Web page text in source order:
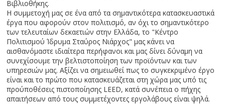
Βιβλιοθήκης.
Η συμμετοχή μας σε ένα από τα σημαντικότερα κατασκευαστικά
έργα που αφορούν στον πολιτισμό, αν όχι το σημαντικότερο
των τελευταίων δεκαετιών στην Ελλάδα, το "Κέντρο
Πολιτισμού Ίδρυμα Σταύρος Νιάρχος" μας κάνει να
αισθανόμαστε ιδιαίτερα περήφανοι και μας δίνει δύναμη να
συνεχίσουμε την βελτιστοποίηση των προϊόντων και των
υπηρεσιών μας. Αξίζει να σημειωθεί πως το συγκεκριμένο έργο
είναι και το πρώτο που κατασκευάζεται στη χώρα μας υπό τις
προύποθέσεις πιστοποίησης LEED, κατά συνέπεια ο πήχης
απαιτήσεων από τους συμμετέχοντες εργολάβους είναι ψηλά.